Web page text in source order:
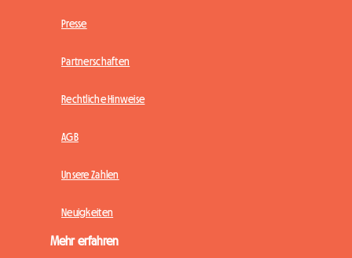
Presse
Partnerschaften
Rechtliche Hinweise
AGB
Unsere Zahlen
Neuigkeiten
Mehr erfahren